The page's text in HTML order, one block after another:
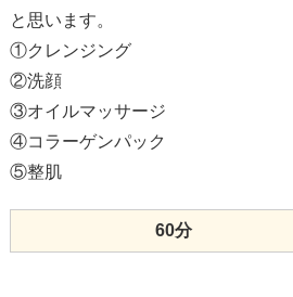
と思います。
①クレンジング
②洗顔
③オイルマッサージ
④コラーゲンパック
⑤整肌
60分